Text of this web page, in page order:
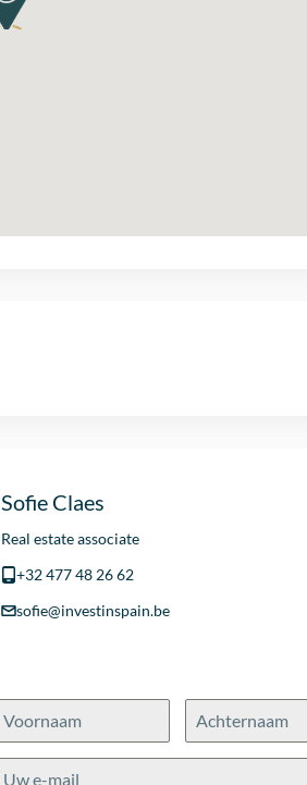
Sofie Claes
Real estate associate
+32 477 48 26 62
sofie@investinspain.be